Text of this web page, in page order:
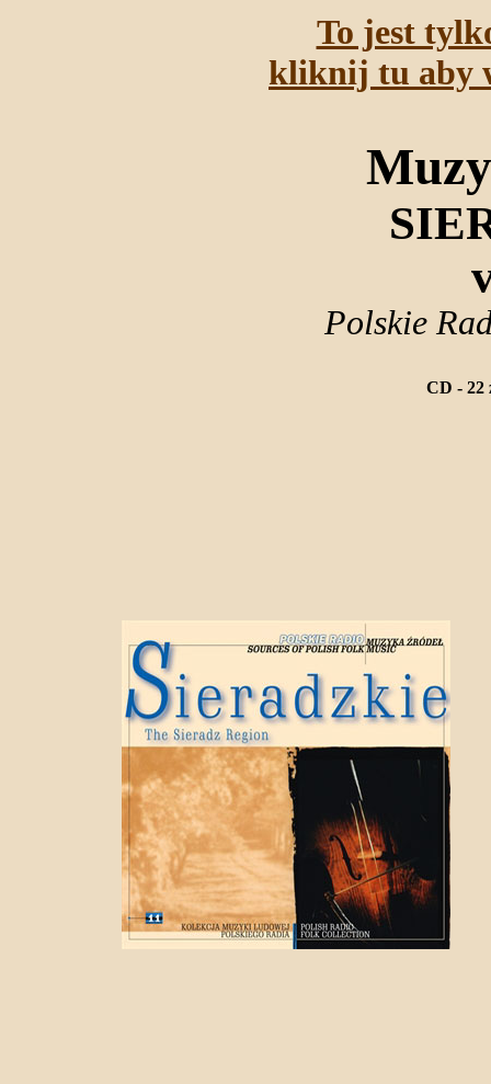
To jest
kliknij tu aby
Polskie
CD - 22